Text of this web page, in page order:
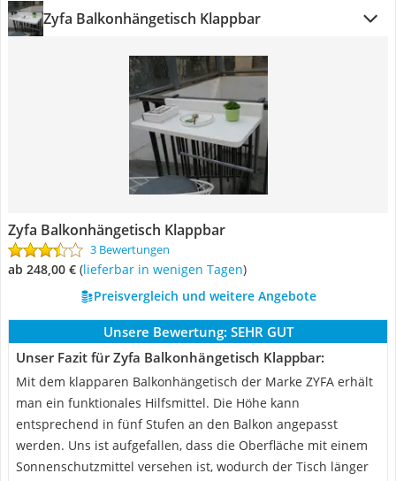
Zyfa Balkonhängetisch Klappbar
Zyfa Balkonhängetisch Klappbar
3 Bewertungen
ab 248,00 € ( Lieferbar in wenigen Tagen)
Preisvergleich und weitere Angebote
Unsere Bewertung: SEHR GUT
Unser Fazit für Zyfa Balkonhängetisch Klappbar:
Mit dem klapparen Balkonhängetisch der Marke ZYFA erhält
man ein funktionales Hilfsmittel. Die Höhe kann
entsprechend in fünf Stufen an den Balkon angepasst
werden. Uns ist aufgefallen, dass die Oberfläche mit einem
Sonnenschutzmittel versehen ist, wodurch der Tisch länger